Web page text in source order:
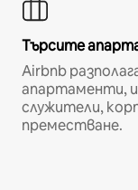
Търсите
Airbnb
апартаменти,
служители,
преместване.